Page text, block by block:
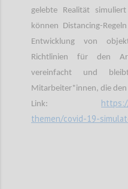
gelebte Realität
können Distancing-
Entwicklung von
Richtlinien für den
vereinfacht und
Mitarbeiter*innen, die den
Link:
themen/covid-19-